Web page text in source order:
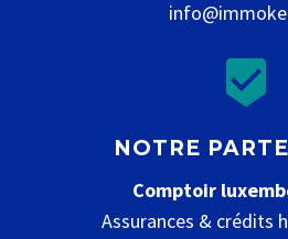


NOTRE
Comptoir
Assurances & crédits